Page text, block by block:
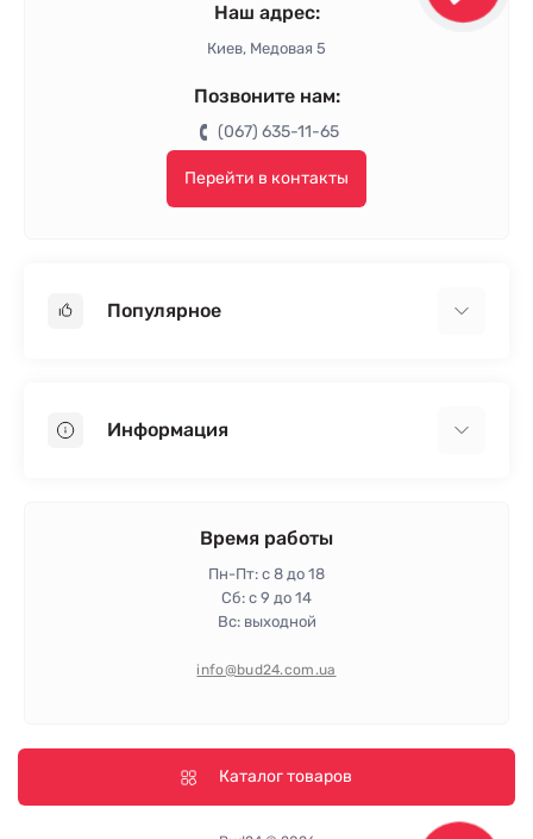
Наш адрес:
Киев, Медовая 5
Позвоните нам:
(067) 635-11-65
Перейти в контакты
Популярное
Пенопласт
Информация
Политика конфиденциальности
Время работы
Пн-Пт: с 8 до 18
Сб: с 9 до 14
Вс: выходной
info@bud24.com.ua
Каталог товаров